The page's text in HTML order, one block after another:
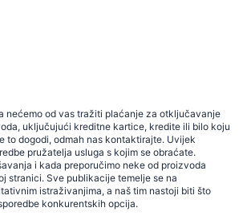
nećemo od vas tražiti plaćanje za otključavanje
uključujući kreditne kartice, kredite ili bilo koju
to dogodi, odmah nas kontaktirajte. Uvijek
pružatelja usluga s kojim se obraćate.
i kada preporučimo neke od proizvoda
stranici. Sve publikacije temelje se na
istraživanjima, a naš tim nastoji biti što
konkurentskih opcija.